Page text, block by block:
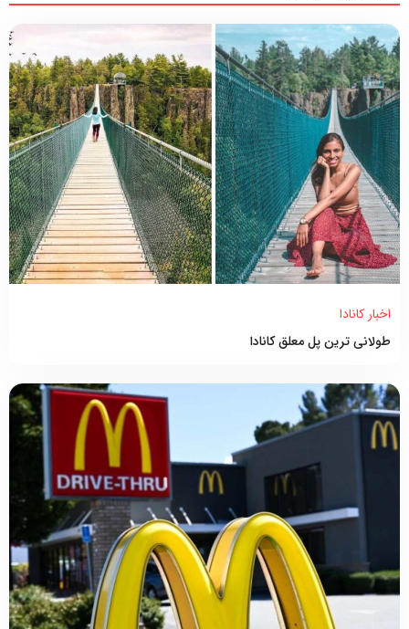
اخبار کانادا
طولانی ترین پل معلق کانادا